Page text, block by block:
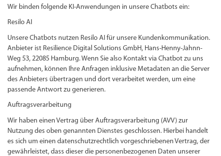
Wir binden folgende KI-Anwendungen in unsere Chatbots ein:
Resilo AI
Unsere Chatbots nutzen Resilo AI für unsere Kundenkommunikation.
Anbieter ist Resilience Digital Solutions GmbH, Hans-Henny-Jahnn-
Weg 53, 22085 Hamburg. Wenn Sie also Kontakt via Chatbot zu uns
aufnehmen, können Ihre Anfragen inklusive Metadaten an die Server
des Anbieters übertragen und dort verarbeitet werden, um eine
passende Antwort zu generieren.
Auftragsverarbeitung
Wir haben einen Vertrag über Auftragsverarbeitung (AVV) zur
Nutzung des oben genannten Dienstes geschlossen. Hierbei handelt
es sich um einen datenschutzrechtlich vorgeschriebenen Vertrag, der
gewährleistet, dass dieser die personenbezogenen Daten unserer